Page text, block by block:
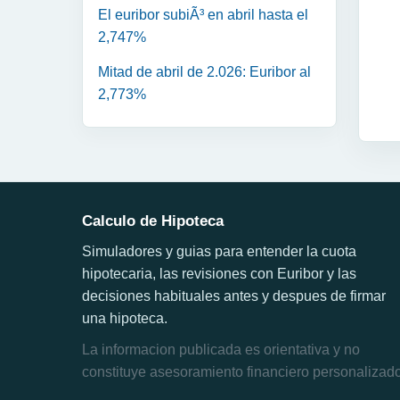
El euribor subiÃ³ en abril hasta el
2,747%
Mitad de abril de 2.026: Euribor al
2,773%
Calculo de Hipoteca
Simuladores y guias para entender la cuota
hipotecaria, las revisiones con Euribor y las
decisiones habituales antes y despues de firmar
una hipoteca.
La informacion publicada es orientativa y no
constituye asesoramiento financiero